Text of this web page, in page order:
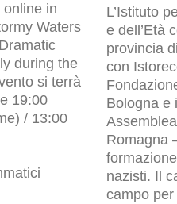
online in
Waters
during the
si terrà
19:00
/ 13:00
L’Istituto
e dell’Età
provincia
con
Bologna e
Romagna
nazisti. Il
campo